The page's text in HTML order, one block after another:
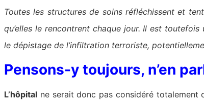
Toutes les structures de soins réfléchissent et
qu’elles le rencontrent chaque jour. Il est
le dépistage de l’infiltration terroriste,
Pensons-y toujours, n’en
L’hôpital ne serait donc pas considéré totalement